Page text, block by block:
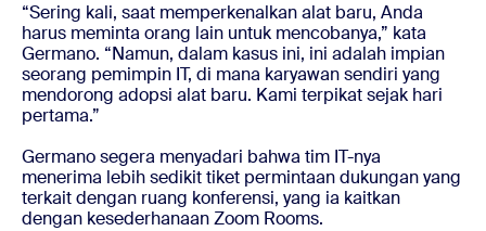
“Sering kali, saat memperkenalkan alat baru, Anda
harus meminta orang lain untuk mencobanya,” kata
Germano. “Namun, dalam kasus ini, ini adalah impian
seorang pemimpin IT, di mana karyawan sendiri yang
mendorong adopsi alat baru. Kami terpikat sejak hari
pertama.”
Germano segera menyadari bahwa tim IT-nya
menerima lebih sedikit tiket permintaan dukungan yang
terkait dengan ruang konferensi, yang ia kaitkan
dengan kesederhanaan Zoom Rooms.